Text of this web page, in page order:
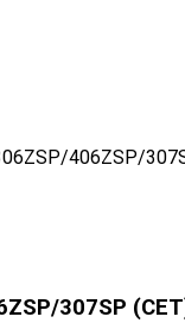
406ZSP/
307SP